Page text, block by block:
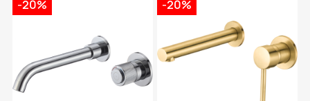
-20% -20%